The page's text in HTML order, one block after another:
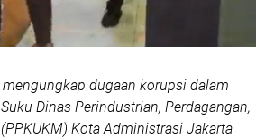
dugaan korupsi dalam
Dinas Perindustrian, Perdagangan,
Kota Administrasi Jakarta